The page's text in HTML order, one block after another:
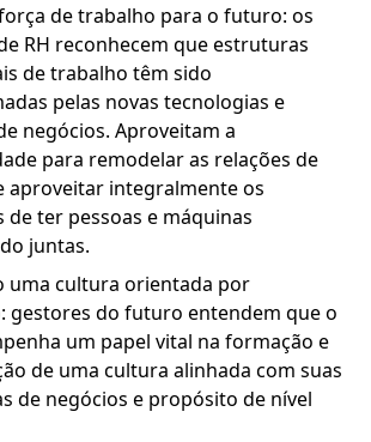
de trabalho para o futuro: os
RH reconhecem que estruturas
de trabalho têm sido
pelas novas tecnologias e
negócios. Aproveitam a
para remodelar as relações de
aproveitar integralmente os
de ter pessoas e máquinas
juntas.
uma cultura orientada por
gestores do futuro entendem que o
um papel vital na formação e
de uma cultura alinhada com suas
de negócios e propósito de nível